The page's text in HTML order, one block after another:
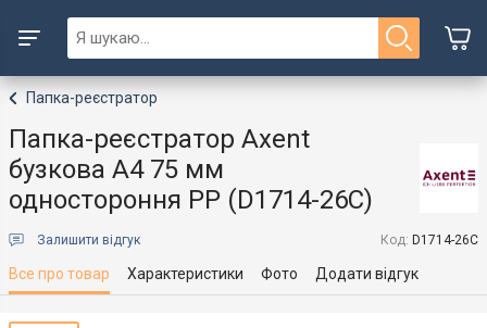
Папка-реєстратор
Папка-реєстратор Axent
бузкова A4 75 мм
одностороння PP (D1714-26C)
Залишити відгук Код: D1714-26C
Все про товар Характеристики Фото Додати відгук